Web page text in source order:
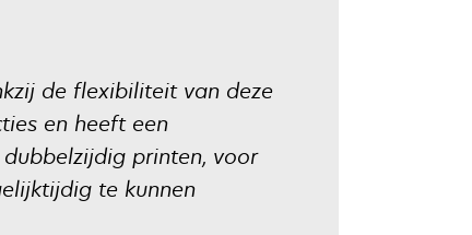
de flexibiliteit van deze
en heeft een
printen, voor
te kunnen